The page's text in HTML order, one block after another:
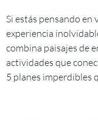
Si estás pensando
experiencia
combina paisajes de
actividades que
5 planes imperdibles